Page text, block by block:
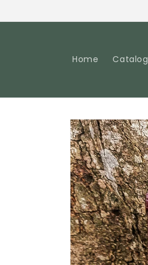
conteúdo
Home Catalog
as
informações
do produto